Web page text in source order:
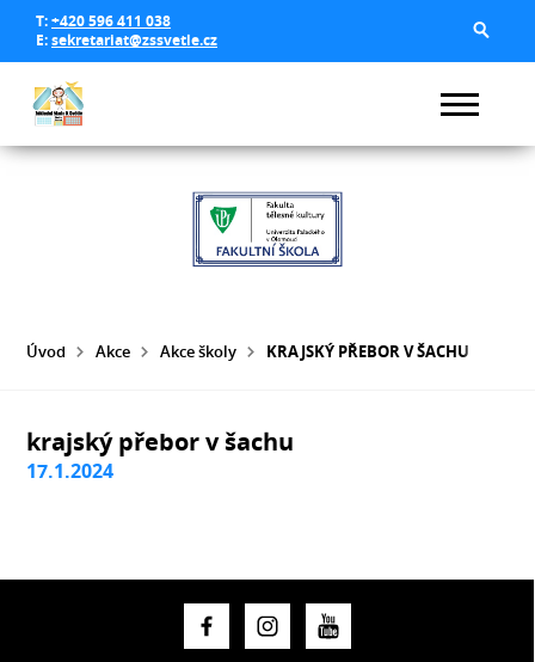
T:+420 596 411 038
E:sekretariat@zssvetle.cz
Úvod Akce Akce školy KRAJSKÝ PŘEBOR V ŠACHU
krajský přebor v šachu
17.1.2024